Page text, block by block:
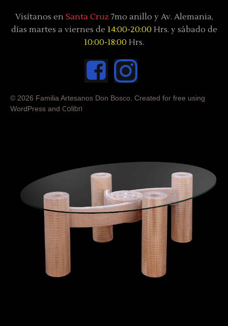
Visítanos en Santa Cruz7mo anillo y Av. Alemania,
días martes a viernes de 14:00-20:00 Hrs. y sábado de
10:00-18:00 Hrs.
© 2026 Familia Artesanos Don Bosco. Created for free using
WordPress and Colibri